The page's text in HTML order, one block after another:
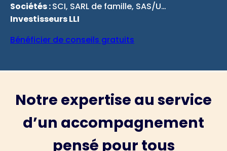
Sociétés :SCI, SARL de famille, SAS/U…
Investisseurs LLI
Bénéficier de conseils gratuits
Notre expertise au service
d’un accompagnement
pensé pour tous